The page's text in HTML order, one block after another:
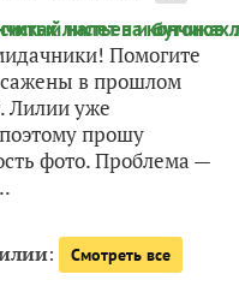
Помогите
в прошлом
Лилии уже
прошу
фото. Проблема —
: Смотреть все